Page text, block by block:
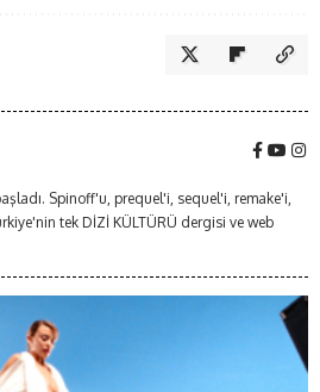
Spinoff'u, prequel'i, sequel'i, remake'i,
tek DİZİ KÜLTÜRÜ dergisi ve web